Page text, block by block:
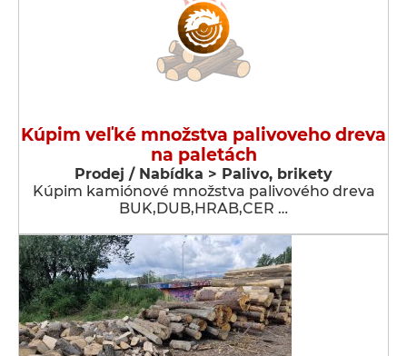
Kúpim veľké množstva palivoveho dreva
na paletách
Prodej / Nabídka > Palivo, brikety
Kúpim kamiónové množstva palivového dreva
BUK,DUB,HRAB,CER …